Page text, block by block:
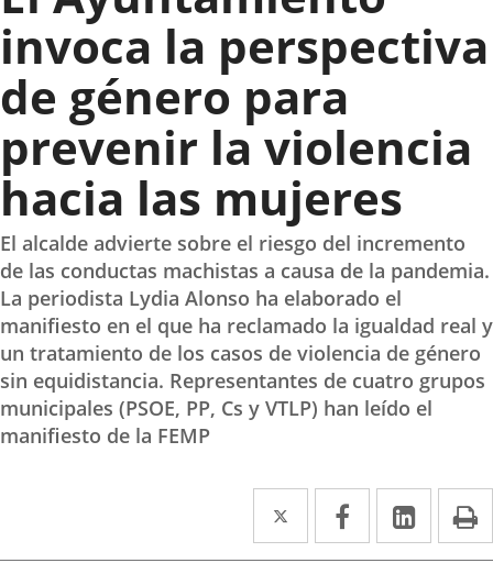
invoca la perspectiva
de género para
prevenir la violencia
hacia las mujeres
El alcalde advierte sobre el riesgo del incremento
de las conductas machistas a causa de la pandemia.
La periodista Lydia Alonso ha elaborado el
manifiesto en el que ha reclamado la igualdad real y
un tratamiento de los casos de violencia de género
sin equidistancia. Representantes de cuatro grupos
municipales (PSOE, PP, Cs y VTLP) han leído el
manifiesto de la FEMP
Twitter
Enlace
a
Facebook
Enlace
a
Enlace
a